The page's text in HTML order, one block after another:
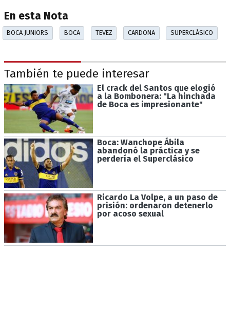
En esta Nota
BOCA JUNIORS BOCA TEVEZ CARDONA SUPERCLÁSICO
También te puede interesar
El crack del Santos que elogió
a la Bombonera: "La hinchada
de Boca es impresionante"
Boca: Wanchope Ábila
abandonó la práctica y se
perdería el Superclásico
Ricardo La Volpe, a un paso de
prisión: ordenaron detenerlo
por acoso sexual